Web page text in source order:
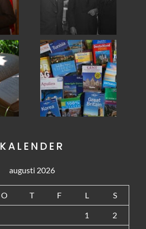
KALENDER
augusti 2026
O T F L S
1 2